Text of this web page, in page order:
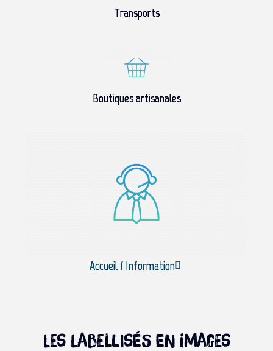
Transports
Boutiques artisanales
Accueil / Information
Les labellisés en images